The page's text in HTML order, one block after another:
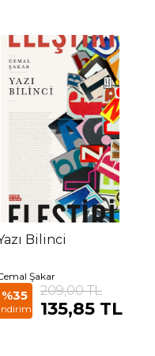
Bilinci
Şakar
%35
indirim
209,00 TL
135,85 TL